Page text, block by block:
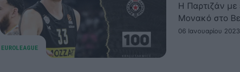
Η Παρτιζάν με
Μονακό στο
06 Ιανουαρίου